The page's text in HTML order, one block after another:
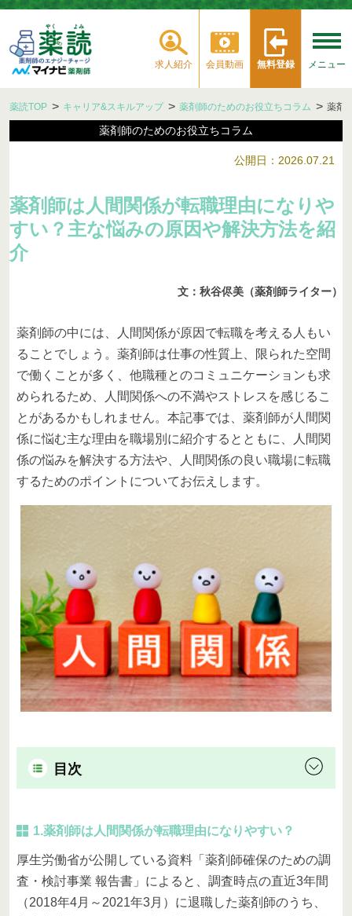
求人紹介 会員動画 無料登録 メニュー
薬読TOP キャリア&スキルアップ 薬剤師のためのお役立ちコラム 薬剤
薬剤師のためのお役立ちコラム
公開日：2026.07.21
薬剤師は人間関係が転職理由になりや
すい？主な悩みの原因や解決方法を紹
介
文：秋谷侭美（薬剤師ライター）
薬剤師の中には、人間関係が原因で転職を考える人もい
ることでしょう。薬剤師は仕事の性質上、限られた空間
で働くことが多く、他職種とのコミュニケーションも求
められるため、人間関係への不満やストレスを感じるこ
とがあるかもしれません。本記事では、薬剤師が人間関
係に悩む主な理由を職場別に紹介するとともに、人間関
係の悩みを解決する方法や、人間関係の良い職場に転職
するためのポイントについてお伝えします。
目次
1.薬剤師は人間関係が転職理由になりやすい？
厚生労働省が公開している資料「薬剤師確保のための調
査・検討事業 報告書」によると、調査時点の直近3年間
（2018年4月～2021年3月）に退職した薬剤師のうち、